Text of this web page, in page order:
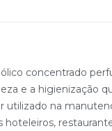
concentrado
e a higienização
na